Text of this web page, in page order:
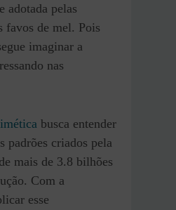
adotada pelas
favos de mel. Pois
imaginar a
nas
busca entender
padrões criados pela
mais de 3.8 bilhões
Com a
esse